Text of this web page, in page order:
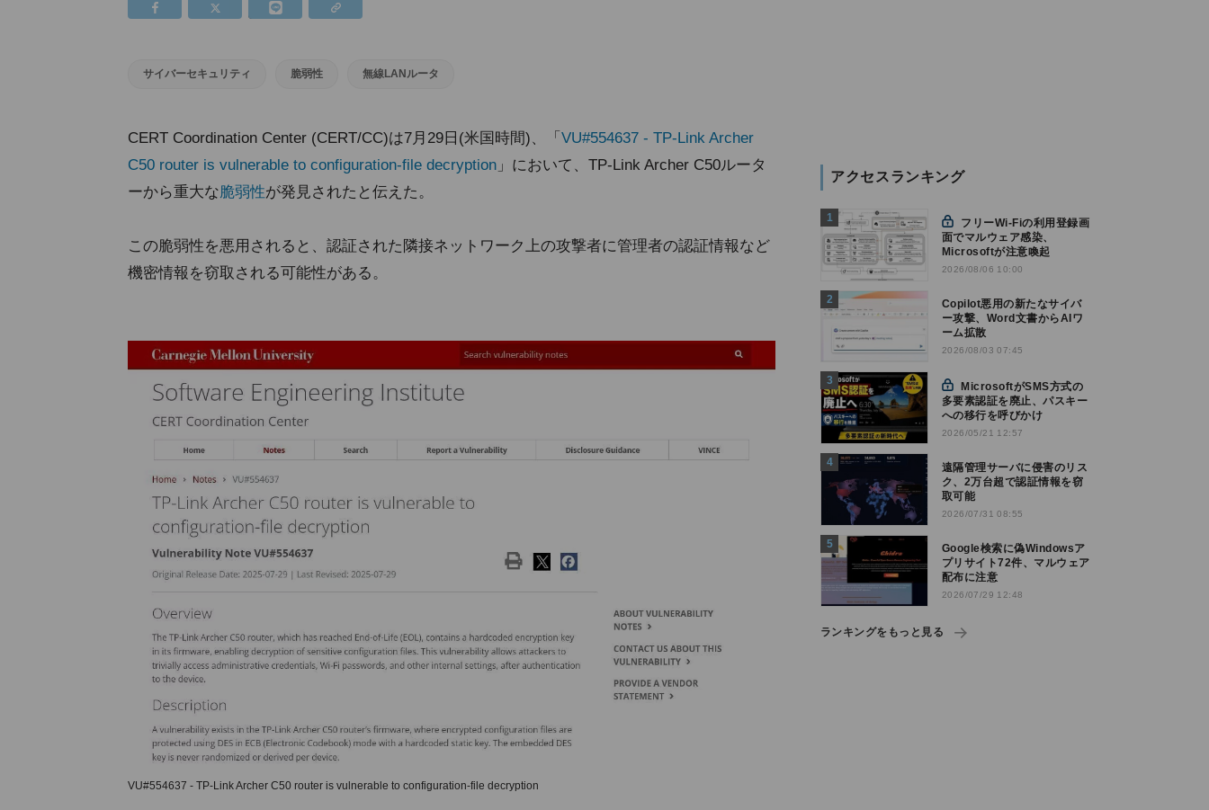
サイバーセキュリティ 脆弱性 無線LANルータ
CERT Coordination Center (CERT/CC)は7月29日(米国時間)、「 VU#554637 - TP-Link Archer
C50 router is vulnerable to configuration-file decryption 」において、TP-Link Archer C50ルータ
ーから重大な脆弱性が発見されたと伝えた。
この脆弱性を悪用されると、認証された隣接ネットワーク上の攻撃者に管理者の認証情報など
機密情報を窃取される可能性がある。
VU#554637 - TP-Link Archer C50 router is vulnerable to configuration-file decryption
アクセスランキング
面でマルウェア感染、
Microsoftが注意喚起
2026/08/06 10:00
Copilot悪用の新たなサイバ
ー攻撃、Word文書からAIワ
ーム拡散
2026/08/03 07:45
MicrosoftがSMS方式の
多要素認証を廃止、パスキー
への移行を呼びかけ
2026/05/21 12:57
遠隔管理サーバに侵害のリス
ク、2万台超で認証情報を窃
取可能
2026/07/31 08:55
Google検索に偽Windowsア
プリサイト72件、マルウェア
配布に注意
2026/07/29 12:48
ランキングをもっと見る